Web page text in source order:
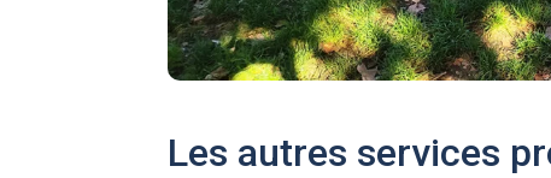
Les autres services